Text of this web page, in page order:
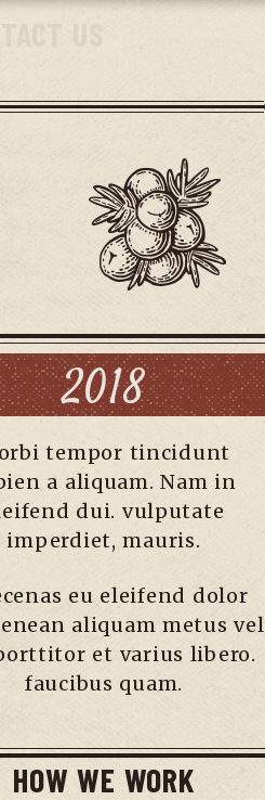
2018
tempor tincidunt
a aliquam. Nam in
dui. vulputate
imperdiet, mauris.
eu eleifend dolor
aliquam metus vel
et varius libero.
faucibus quam.
HOW WE WORK